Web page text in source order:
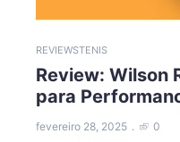
REVIEWSTENIS
Review: Wilson
para
fevereiro 28, 2025 0